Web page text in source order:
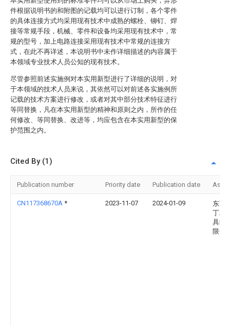
件根据说明书的和附图的记载均可以进行订制，各个零件
的具体连接方式均采用现有技术中成熟的螺栓、铆钉、焊
接等常规手段，机械、零件和设备均采用现有技术中，常
规的型号，加上电路连接采用现有技术中常规的连接方
式，在此不再详述，本说明书中未作详细描述的内容属于
本领域专业技术人员公知的现有技术。
尽管参照前述实施例对本实用新型进行了详细的说明，对
于本领域的技术人员来说，其依然可以对前述各实施例所
记载的技术方案进行修改，或者对其中部分技术特征进行
等同替换，凡在本实用新型的精神和原则之内，所作的任
何修改、等同替换、改进等，均应包含在本实用新型的保
护范围之内。
Cited By (1)
Publication number Priority date Publication date
CN117368670A * 2023-11-07 2024-01-09
东莞
丁精
具组
限公